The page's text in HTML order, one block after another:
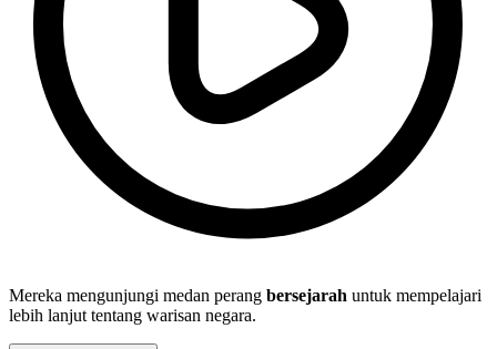
Mereka mengunjungi medan perang bersejarah untuk mempelajari
lebih lanjut tentang warisan negara.